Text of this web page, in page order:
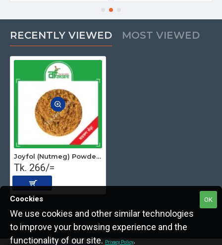
RECENTLY VIEWED MOST VIEWED
Joyfol (Nutmeg) Powder 100 gm
Tk. 266/=
Copyright © 2022, The Nut Seller, All Rights Reserved.
OK
Coockies
We use cookies and other similar technologies
to improve your browsing experience and the
functionality of our site. Privacy Policy.